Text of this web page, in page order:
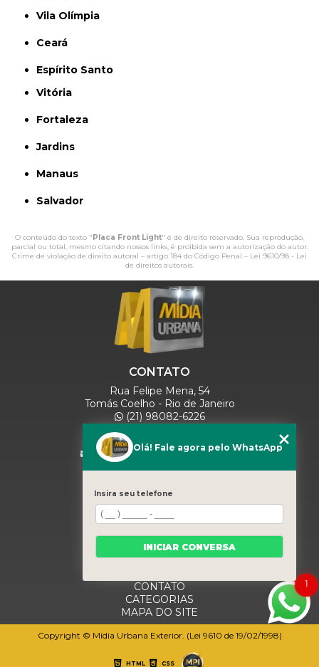
Vila Olímpia
Ceará
Espírito Santo
Vitória
Fortaleza
Jardins
Manaus
Salvador
O conteúdo do texto "Placa Front Light" é de direito reservado. Sua reprodução,
parcial ou total, mesmo citando nossos links, é proibida sem a autorização do autor.
Crime de violação de direito autoral – artigo 184 do Código Penal – Lei 9610/98 - Lei
de direitos autorais.
CONTATO
Rua Felipe Mena, 54
Tomás Coelho - Rio de Janeiro
(21) 98082-6226
(11) 93071-5918
comercialmidiaurbana@gmail.com
HOME
QUEM SOMOS
CONTATO
CATEGORIAS
MAPA DO SITE
Copyright © Mídia Urbana Exterior. (Lei 9610 de 19/02/1998)
HTML CSS
1
Olá! Fale agora pelo WhatsApp
Insira seu telefone
INICIAR CONVERSA